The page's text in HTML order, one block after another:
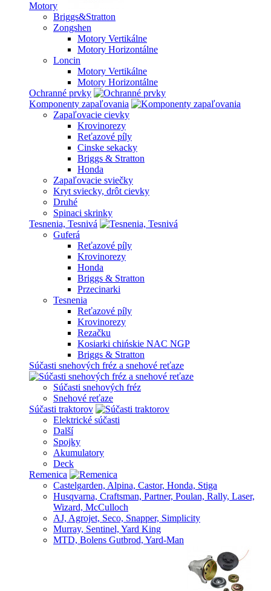
Motory
Briggs&Stratton
Zongshen
Motory Vertikálne
Motory Horizontálne
Loncin
Motory Vertikálne
Motory Horizontálne
Ochranné prvky
Komponenty zapaľovania
Zapaľovacie cievky
Krovinorezy
Reťazové píly
Cinske sekacky
Briggs & Stratton
Honda
Zapaľovacie sviečky
Kryt sviecky, drôt cievky
Druhé
Spinaci skrinky
Tesnenia, Tesnivá
Guferá
Reťazové píly
Krovinorezy
Honda
Briggs & Stratton
Przecinarki
Tesnenia
Reťazové píly
Krovinorezy
Rezačku
Kosiarki chińskie NAC NGP
Briggs & Stratton
Súčasti snehových fréz a snehové reťaze
Súčasti snehových fréz
Snehové reťaze
Súčasti traktorov
Elektrické súčasti
Další
Spojky
Akumulatory
Deck
Remenica
Castelgarden, Alpina, Castor, Honda, Stiga
Husqvarna, Craftsman, Partner, Poulan, Rally, Laser,
Wizard, McCulloch
AJ, Agrojet, Seco, Snapper, Simplicity
Murray, Sentinel, Yard King
MTD, Bolens Gutbrod, Yard-Man